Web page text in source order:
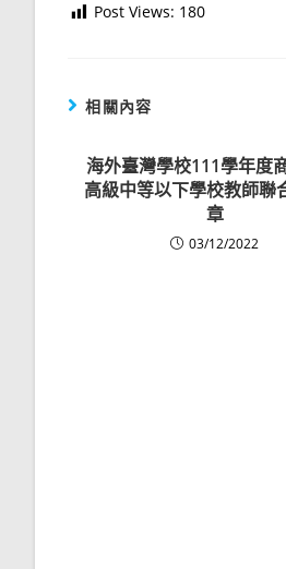
Post Views: 180
相關內容
海外臺灣學校111學年度
高級中等以下學校教師聯
章
03/12/2022